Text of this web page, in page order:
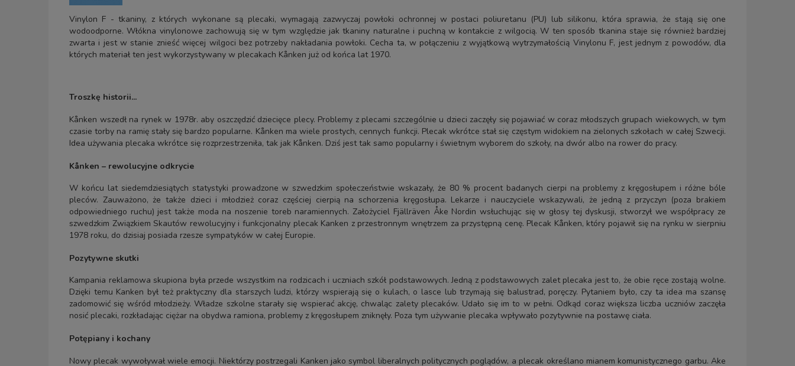
Vinylon F - tkaniny, z których wykonane są plecaki, wymagają zazwyczaj powłoki ochronnej w postaci poliuretanu (PU) lub silikonu, która sprawia, że stają się one
wodoodporne. Włókna vinylonowe zachowują się w tym względzie jak tkaniny naturalne i puchną w kontakcie z wilgocią. W ten sposób tkanina staje się również bardziej
zwarta i jest w stanie znieść więcej wilgoci bez potrzeby nakładania powłoki. Cecha ta, w połączeniu z wyjątkową wytrzymałością Vinylonu F, jest jednym z powodów, dla
których materiał ten jest wykorzystywany w plecakach Kånken już od końca lat 1970.
Troszkę historii...
Kånken wszedł na rynek w 1978r. aby oszczędzić dziecięce plecy. Problemy z plecami szczególnie u dzieci zaczęły się pojawiać w coraz młodszych grupach wiekowych, w tym
czasie torby na ramię stały się bardzo popularne. Kånken ma wiele prostych, cennych funkcji. Plecak wkrótce stał się częstym widokiem na zielonych szkołach w całej Szwecji.
Idea używania plecaka wkrótce się rozprzestrzeniła, tak jak Kånken. Dziś jest tak samo popularny i świetnym wyborem do szkoły, na dwór albo na rower do pracy.
Kånken – rewolucyjne odkrycie
W końcu lat siedemdziesiątych statystyki prowadzone w szwedzkim społeczeństwie wskazały, że 80 % procent badanych cierpi na problemy z kręgosłupem i różne bóle
pleców. Zauważono, że także dzieci i młodzież coraz częściej cierpią na schorzenia kręgosłupa. Lekarze i nauczyciele wskazywali, że jedną z przyczyn (poza brakiem
odpowiedniego ruchu) jest także moda na noszenie toreb naramiennych. Założyciel Fjällräven Åke Nordin wsłuchując się w głosy tej dyskusji, stworzył we współpracy ze
szwedzkim Związkiem Skautów rewolucyjny i funkcjonalny plecak Kanken z przestronnym wnętrzem za przystępną cenę. Plecak Kånken, który pojawił się na rynku w sierpniu
1978 roku, do dzisiaj posiada rzesze sympatyków w całej Europie.
Pozytywne skutki
Kampania reklamowa skupiona była przede wszystkim na rodzicach i uczniach szkół podstawowych. Jedną z podstawowych zalet plecaka jest to, że obie ręce zostają wolne.
Dzięki temu Kanken był też praktyczny dla starszych ludzi, którzy wspierają się o kulach, o lasce lub trzymają się balustrad, poręczy. Pytaniem było, czy ta idea ma szansę
zadomowić się wśród młodzieży. Władze szkolne starały się wspierać akcję, chwaląc zalety plecaków. Udało się im to w pełni. Odkąd coraz większa liczba uczniów zaczęła
nosić plecaki, rozkładając ciężar na obydwa ramiona, problemy z kręgosłupem zniknęły. Poza tym używanie plecaka wpływało pozytywnie na postawę ciała.
Potępiany i kochany
Nowy plecak wywoływał wiele emocji. Niektórzy postrzegali Kanken jako symbol liberalnych politycznych poglądów, a plecak określano mianem komunistycznego garbu. Ake